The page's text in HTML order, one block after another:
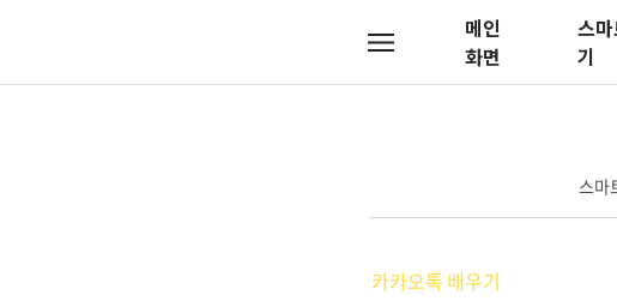
메인
화면
스
기
메
스마
카카오톡 배우기